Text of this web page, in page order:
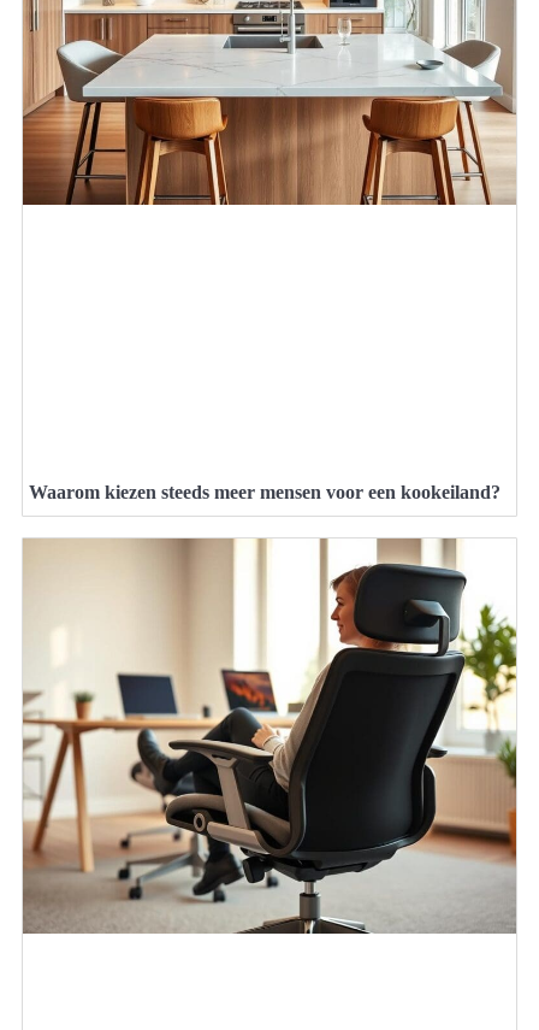
Waarom kiezen steeds meer mensen voor een kookeiland?